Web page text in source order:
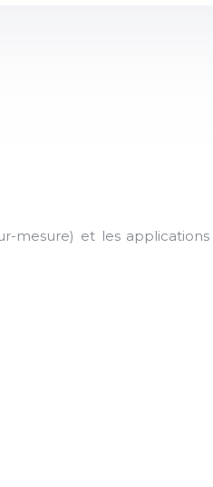
mesure) et les